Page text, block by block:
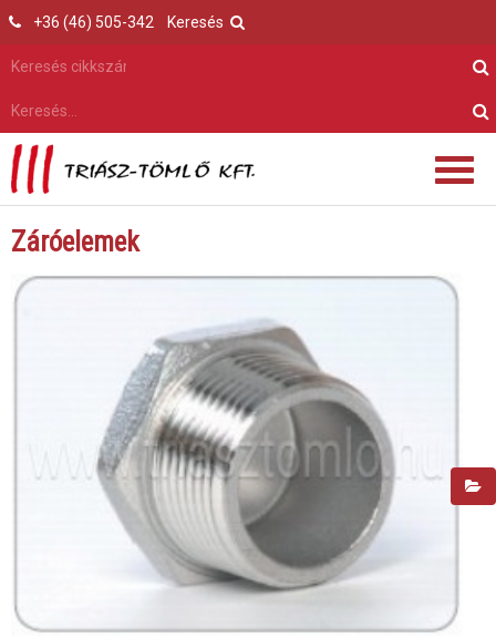
Keresés
+36 (46) 505-342
Záróelemek